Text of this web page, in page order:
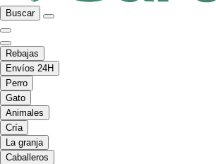
Buscar
Rebajas
Envíos 24H
Perro
Gato
Animales
Cría
La granja
Caballeros